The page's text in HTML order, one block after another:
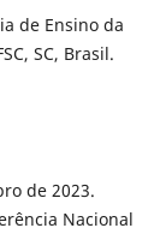
de Ensino da
SC, Brasil.
de 2023.
Nacional